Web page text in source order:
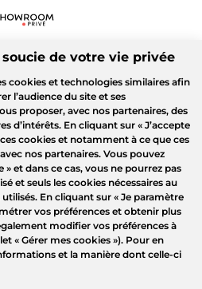
de votre vie privée
cookies et technologies similaires afin
l’audience du site et ses
proposer, avec nos partenaires, des
d’intérêts. En cliquant sur « J’accepte
cookies et notamment à ce que ces
nos partenaires. Vous pouvez
» et dans ce cas, vous ne pourrez pas
et seuls les cookies nécessaires au
En cliquant sur « Je paramètre
vos préférences et obtenir plus
modifier vos préférences à
« Gérer mes cookies »). Pour en
et la manière dont celle-ci